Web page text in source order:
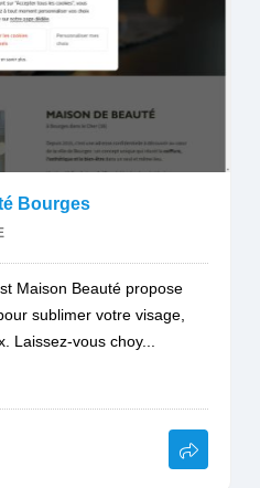
Bourges
Maison Beauté propose
sublimer votre visage,
Laissez-vous choy...